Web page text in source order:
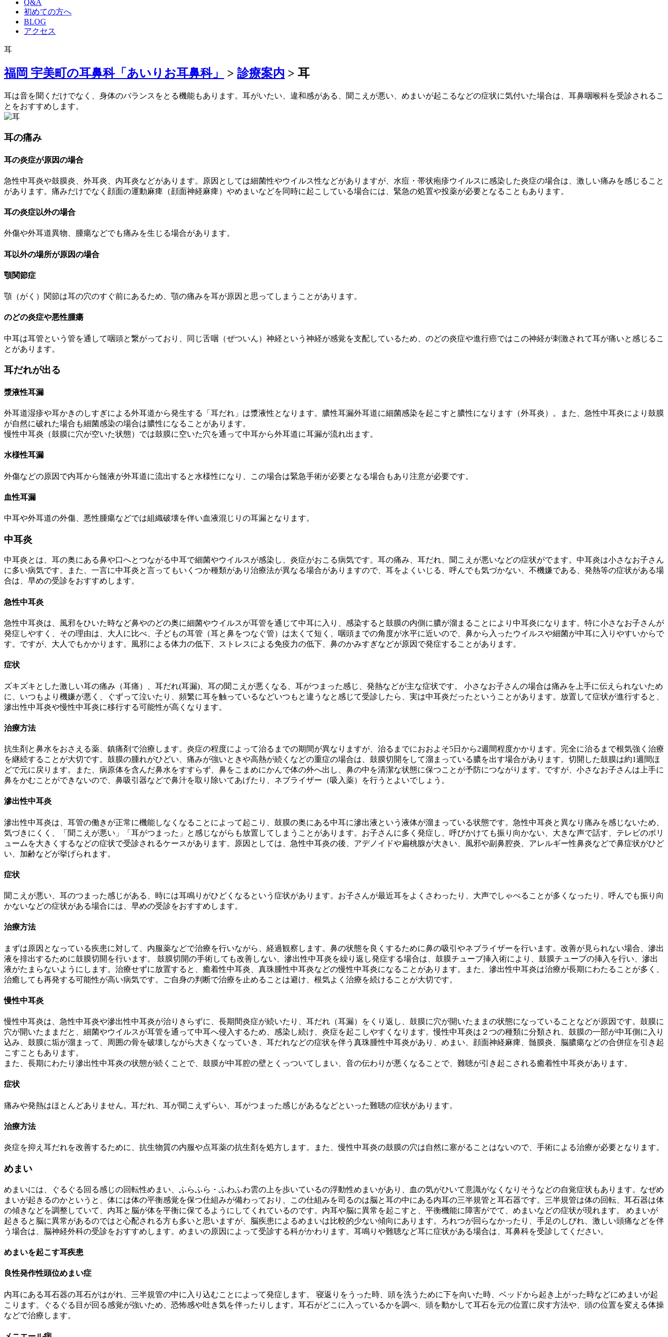
Q&A
初めての方へ
BLOG
アクセス
耳
福岡 宇美町の耳鼻科「あいりお耳鼻科」 > 診療案内 > 耳
耳は音を聞くだけでなく、身体のバランスをとる機能もあります。耳がいたい、違和感がある、聞こえが悪い、めまいが起こるなどの症状に気付いた場合は、耳鼻咽喉科を受診されるこ
とをおすすめします。
耳の痛み
耳の炎症が原因の場合
急性中耳炎や鼓膜炎、外耳炎、内耳炎などがあります。原因としては細菌性やウイルス性などがありますが、水痘・帯状疱疹ウイルスに感染した炎症の場合は、激しい痛みを感じること
があります。痛みだけでなく顔面の運動麻痺（顔面神経麻痺）やめまいなどを同時に起こしている場合には、緊急の処置や投薬が必要となることもあります。
耳の炎症以外の場合
外傷や外耳道異物、腫瘍などでも痛みを生じる場合があります。
耳以外の場所が原因の場合
顎関節症
顎（がく）関節は耳の穴のすぐ前にあるため、顎の痛みを耳が原因と思ってしまうことがあります。
のどの炎症や悪性腫瘍
中耳は耳管という管を通して咽頭と繋がっており、同じ舌咽（ぜついん）神経という神経が感覚を支配しているため、のどの炎症や進行癌ではこの神経が刺激されて耳が痛いと感じるこ
とがあります。
耳だれが出る
漿液性耳漏
外耳道湿疹や耳かきのしすぎによる外耳道から発生する「耳だれ」は漿液性となります。膿性耳漏外耳道に細菌感染を起こすと膿性になります（外耳炎）。また、急性中耳炎により鼓膜
が自然に破れた場合も細菌感染の場合は膿性になることがあります。
慢性中耳炎（鼓膜に穴が空いた状態）では鼓膜に空いた穴を通って中耳から外耳道に耳漏が流れ出ます。
水様性耳漏
外傷などの原因で内耳から髄液が外耳道に流出すると水様性になり、この場合は緊急手術が必要となる場合もあり注意が必要です。
血性耳漏
中耳や外耳道の外傷、悪性腫瘍などでは組織破壊を伴い血液混じりの耳漏となります。
中耳炎
中耳炎とは、耳の奥にある鼻や口へとつながる中耳で細菌やウイルスが感染し、炎症がおこる病気です。耳の痛み、耳だれ、聞こえが悪いなどの症状がでます。中耳炎は小さなお子さん
に多い病気です。また、一言に中耳炎と言ってもいくつか種類があり治療法が異なる場合がありますので、耳をよくいじる、呼んでも気づかない、不機嫌である、発熱等の症状がある場
合は、早めの受診をおすすめします。
急性中耳炎
急性中耳炎は、風邪をひいた時など鼻やのどの奥に細菌やウイルスが耳管を通じて中耳に入り、感染すると鼓膜の内側に膿が溜まることにより中耳炎になります。特に小さなお子さんが
発症しやすく、その理由は、大人に比べ、子どもの耳管（耳と鼻をつなぐ管）は太くて短く、咽頭までの角度が水平に近いので、鼻から入ったウイルスや細菌が中耳に入りやすいからで
す。ですが、大人でもかかります。風邪による体力の低下、ストレスによる免疫力の低下、鼻のかみすぎなどが原因で発症することがあります。
症状
ズキズキとした激しい耳の痛み（耳痛）、耳だれ(耳漏)、耳の聞こえが悪くなる、耳がつまった感じ、発熱などが主な症状です。 小さなお子さんの場合は痛みを上手に伝えられないため
に、いつもより機嫌が悪く、ぐずって泣いたり、頻繁に耳を触っているなどいつもと違うなと感じて受診したら、実は中耳炎だったということがあります。放置して症状が進行すると、
滲出性中耳炎や慢性中耳炎に移行する可能性が高くなります。
治療方法
抗生剤と鼻水をおさえる薬、鎮痛剤で治療します。炎症の程度によって治るまでの期間が異なりますが、治るまでにおおよそ5日から2週間程度かかります。完全に治るまで根気強く治療
を継続することが大切です。鼓膜の腫れがひどい、痛みが強いときや高熱が続くなどの重症の場合は、鼓膜切開をして溜まっている膿を出す場合があります。切開した鼓膜は約1週間ほ
どで元に戻ります。また、病原体を含んだ鼻水をすすらず、鼻をこまめにかんで体の外へ出し、鼻の中を清潔な状態に保つことが予防につながります。ですが、小さなお子さんは上手に
鼻をかむことができないので、鼻吸引器などで鼻汁を取り除いてあげたり、ネブライザー（吸入薬）を行うとよいでしょう。
滲出性中耳炎
滲出性中耳炎は、耳管の働きが正常に機能しなくなることによって起こり、鼓膜の奥にある中耳に滲出液という液体が溜まっている状態です。急性中耳炎と異なり痛みを感じないため、
気づきにくく、「聞こえが悪い」「耳がつまった」と感じながらも放置してしまうことがあります。お子さんに多く発症し、呼びかけても振り向かない、大きな声で話す、テレビのボリ
ュームを大きくするなどの症状で受診されるケースがあります。原因としては、急性中耳炎の後、アデノイドや扁桃腺が大きい、風邪や副鼻腔炎、アレルギー性鼻炎などで鼻症状がひど
い、加齢などが挙げられます。
症状
聞こえが悪い、耳のつまった感じがある、時には耳鳴りがひどくなるという症状があります。お子さんが最近耳をよくさわったり、大声でしゃべることが多くなったり、呼んでも振り向
かないなどの症状がある場合には、早めの受診をおすすめします。
治療方法
まずは原因となっている疾患に対して、内服薬などで治療を行いながら、経過観察します。鼻の状態を良くするために鼻の吸引やネブライザーを行います。改善が見られない場合、滲出
液を排出するために鼓膜切開を行います。 鼓膜切開の手術しても改善しない、滲出性中耳炎を繰り返し発症する場合は、鼓膜チューブ挿入術により、鼓膜チューブの挿入を行い、滲出
液がたまらないようにします。治療せずに放置すると、癒着性中耳炎、真珠腫性中耳炎などの慢性中耳炎になることがあります。また、滲出性中耳炎は治療が長期にわたることが多く、
治癒しても再発する可能性が高い病気です。ご自身の判断で治療を止めることは避け、根気よく治療を続けることが大切です。
慢性中耳炎
慢性中耳炎は、急性中耳炎や滲出性中耳炎が治りきらずに、長期間炎症が続いたり、耳だれ（耳漏）をくり返し、鼓膜に穴が開いたままの状態になっていることなどが原因です。鼓膜に
穴が開いたままだと、細菌やウイルスが耳管を通って中耳へ侵入するため、感染し続け、炎症を起こしやすくなります。慢性中耳炎は２つの種類に分類され、鼓膜の一部が中耳側に入り
込み、鼓膜に垢が溜まって、周囲の骨を破壊しながら大きくなっていき、耳だれなどの症状を伴う真珠腫性中耳炎があり、めまい、顔面神経麻痺、髄膜炎、脳膿瘍などの合併症を引き起
こすこともあります。
また、長期にわたり滲出性中耳炎の状態が続くことで、鼓膜が中耳腔の壁とくっついてしまい、音の伝わりが悪くなることで、難聴が引き起こされる癒着性中耳炎があります。
症状
痛みや発熱はほとんどありません。耳だれ、耳が聞こえずらい、耳がつまった感じがあるなどといった難聴の症状があります。
治療方法
炎症を抑え耳だれを改善するために、抗生物質の内服や点耳薬の抗生剤を処方します。また、慢性中耳炎の鼓膜の穴は自然に塞がることはないので、手術による治療が必要となります。
めまい
めまいには、ぐるぐる回る感じの回転性めまい、ふらふら・ふわふわ雲の上を歩いているの浮動性めまいがあり、血の気がひいて意識がなくなりそうなどの自覚症状もあります。なぜめ
まいが起きるのかというと、体には体の平衡感覚を保つ仕組みが備わっており、この仕組みを司るのは脳と耳の中にある内耳の三半規管と耳石器です。三半規管は体の回転、耳石器は体
の傾きなどを調整していて、内耳と脳が体を平衡に保てるようにしてくれているのです。内耳や脳に異常を起こすと、平衡機能に障害がでて、めまいなどの症状が現れます。 めまいが
起きると脳に異常があるのではと心配される方も多いと思いますが、脳疾患によるめまいは比較的少ない傾向にあります。ろれつが回らなかったり、手足のしびれ、激しい頭痛などを伴
う場合は、脳神経外科の受診をおすすめします。めまいの原因によって受診する科がかわります。耳鳴りや難聴など耳に症状がある場合は、耳鼻科を受診してください。
めまいを起こす耳疾患
良性発作性頭位めまい症
内耳にある耳石器の耳石がはがれ、三半規管の中に入り込むことによって発症します。 寝返りをうった時、頭を洗うために下を向いた時、ベッドから起き上がった時などにめまいが起
こります。ぐるぐる目が回る感覚が強いため、恐怖感や吐き気を伴ったりします。耳石がどこに入っているかを調べ、頭を動かして耳石を元の位置に戻す方法や、頭の位置を変える体操
などで治療します。